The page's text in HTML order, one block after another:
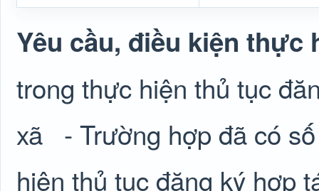
Yêu cầu, điều kiện thực
trong thực hiện thủ tục
xã - Trường hợp đã có
hiện thủ tục đăng ký hợp